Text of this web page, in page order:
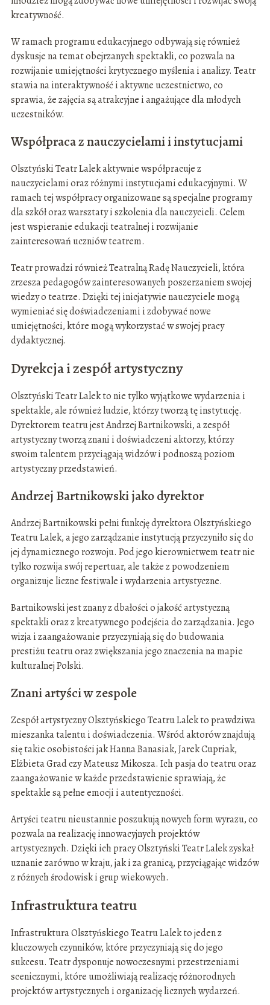
kreatywność.
W ramach programu edukacyjnego odbywają się również
dyskusje na temat obejrzanych spektakli, co pozwala na
rozwijanie umiejętności krytycznego myślenia i analizy. Teatr
stawia na interaktywność i aktywne uczestnictwo, co
sprawia, że zajęcia są atrakcyjne i angażujące dla młodych
uczestników.
Współpraca z nauczycielami i instytucjami
Olsztyński Teatr Lalek aktywnie współpracuje z
nauczycielami oraz różnymi instytucjami edukacyjnymi. W
ramach tej współpracy organizowane są specjalne programy
dla szkół oraz warsztaty i szkolenia dla nauczycieli. Celem
jest wspieranie edukacji teatralnej i rozwijanie
zainteresowań uczniów teatrem.
Teatr prowadzi również Teatralną Radę Nauczycieli, która
zrzesza pedagogów zainteresowanych poszerzaniem swojej
wiedzy o teatrze. Dzięki tej inicjatywie nauczyciele mogą
wymieniać się doświadczeniami i zdobywać nowe
umiejętności, które mogą wykorzystać w swojej pracy
dydaktycznej.
Dyrekcja i zespół artystyczny
Olsztyński Teatr Lalek to nie tylko wyjątkowe wydarzenia i
spektakle, ale również ludzie, którzy tworzą tę instytucję.
Dyrektorem teatru jest Andrzej Bartnikowski, a zespół
artystyczny tworzą znani i doświadczeni aktorzy, którzy
swoim talentem przyciągają widzów i podnoszą poziom
artystyczny przedstawień.
Andrzej Bartnikowski jako dyrektor
Andrzej Bartnikowski pełni funkcję dyrektora Olsztyńskiego
Teatru Lalek, a jego zarządzanie instytucją przyczyniło się do
jej dynamicznego rozwoju. Pod jego kierownictwem teatr nie
tylko rozwija swój repertuar, ale także z powodzeniem
organizuje liczne festiwale i wydarzenia artystyczne.
Bartnikowski jest znany z dbałości o jakość artystyczną
spektakli oraz z kreatywnego podejścia do zarządzania. Jego
wizja i zaangażowanie przyczyniają się do budowania
prestiżu teatru oraz zwiększania jego znaczenia na mapie
kulturalnej Polski.
Znani artyści w zespole
Zespół artystyczny Olsztyńskiego Teatru Lalek to prawdziwa
mieszanka talentu i doświadczenia. Wśród aktorów znajdują
się takie osobistości jak Hanna Banasiak, Jarek Cupriak,
Elżbieta Grad czy Mateusz Mikosza. Ich pasja do teatru oraz
zaangażowanie w każde przedstawienie sprawiają, że
spektakle są pełne emocji i autentyczności.
Artyści teatru nieustannie poszukują nowych form wyrazu, co
pozwala na realizację innowacyjnych projektów
artystycznych. Dzięki ich pracy Olsztyński Teatr Lalek zyskał
uznanie zarówno w kraju, jak i za granicą, przyciągając widzów
z różnych środowisk i grup wiekowych.
Infrastruktura teatru
Infrastruktura Olsztyńskiego Teatru Lalek to jeden z
kluczowych czynników, które przyczyniają się do jego
sukcesu. Teatr dysponuje nowoczesnymi przestrzeniami
scenicznymi, które umożliwiają realizację różnorodnych
projektów artystycznych i organizację licznych wydarzeń.